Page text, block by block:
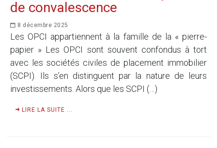
de convalescence
8 décembre 2025
Les OPCI appartiennent à la famille de la « pierre-
papier » Les OPCI sont souvent confondus à tort
avec les sociétés civiles de placement immobilier
(SCPI). Ils s’en distinguent par la nature de leurs
investissements. Alors que les SCPI (…)
LIRE LA SUITE ...